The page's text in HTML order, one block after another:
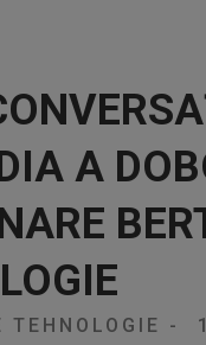
A
TEHNOLOGIE -